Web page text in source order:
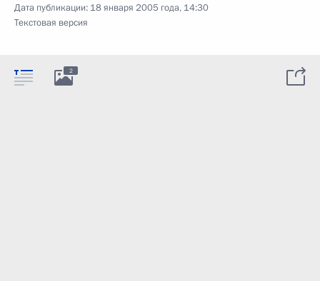
Дата публикации: 18 января 2005 года, 14:30
Текстовая версия
2